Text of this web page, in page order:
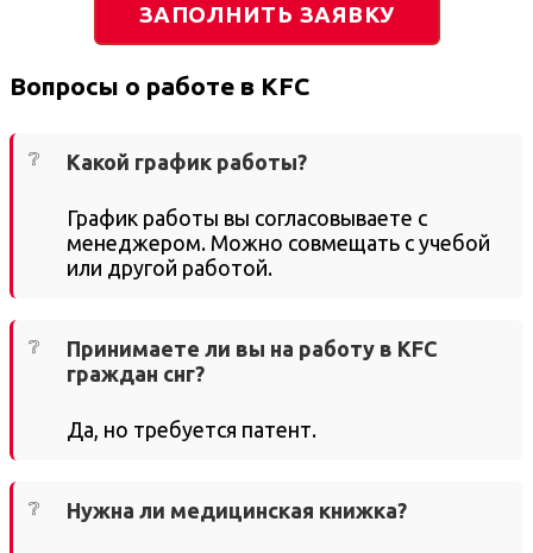
ЗАПОЛНИТЬ ЗАЯВКУ
Вопросы о работе в KFC
Какой график работы?
График работы вы согласовываете с
менеджером. Можно совмещать с учебой
или другой работой.
Принимаете ли вы на работу в KFC
граждан снг?
Да, но требуется патент.
Нужна ли медицинская книжка?